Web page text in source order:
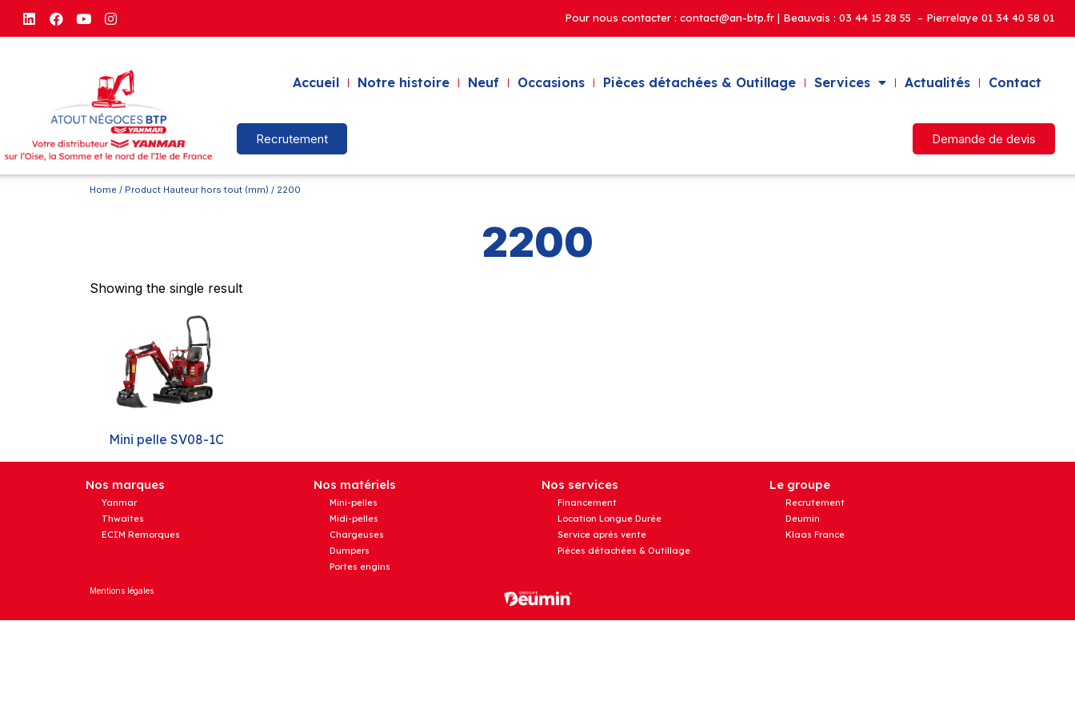
Pour nous contacter : contact@an-btp.fr | Beauvais : 03 44 15 28 55 – Pierrelaye 01 34 40 58 01
Accueil Notre histoire Neuf Occasions Pièces détachées & Outillage Services Actualités Contact
Recrutement Demande de devis
Home / Product Hauteur hors tout (mm) / 2200
2200
Showing the single result
Mini pelle SV08-1C
Nos marques
Yanmar
Thwaites
ECIM Remorques
Nos matériels
Mini-pelles
Midi-pelles
Chargeuses
Dumpers
Portes engins
Nos services
Financement
Location Longue Durée
Service après vente
Pièces détachées & Outillage
Le groupe
Recrutement
Deumin
Klaas France
Mentions légales